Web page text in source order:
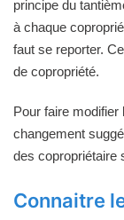
principe du
à chaque
faut se reporter.
de copropriété.
Pour faire modifier
changement
des copropriétaire
Connaitre